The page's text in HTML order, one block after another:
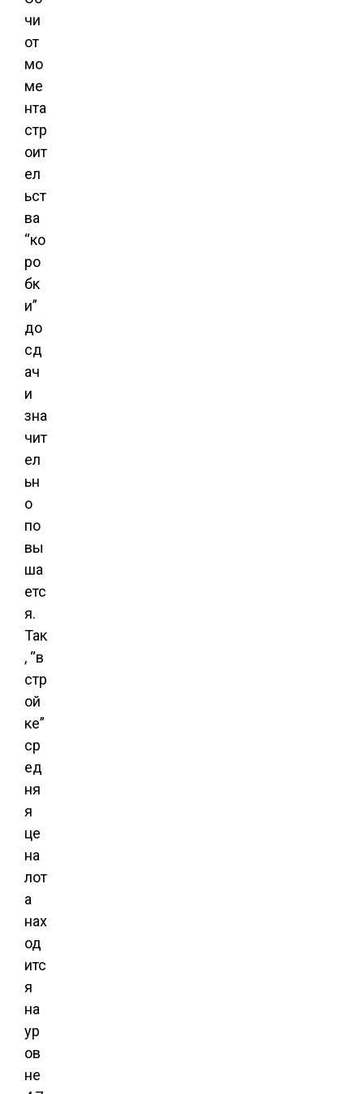
чи
от
мо
ме
нта
стр
оит
ел
ьст
ва
“ко
ро
бк
и”
до
сд
ач
и
зна
чит
ел
ьн
о
по
вы
ша
етс
я.
Так
, “в
стр
ой
ке”
ср
ед
ня
я
це
на
лот
а
нах
од
итс
я
на
ур
ов
не